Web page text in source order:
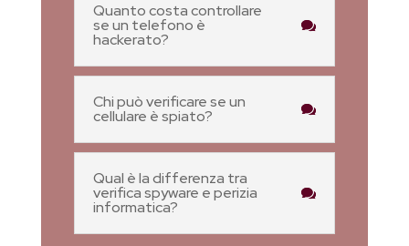
Quanto costa controllare
se un telefono è
hackerato?
Chi può verificare se un
cellulare è spiato?
Qual è la differenza tra
verifica spyware e perizia
informatica?